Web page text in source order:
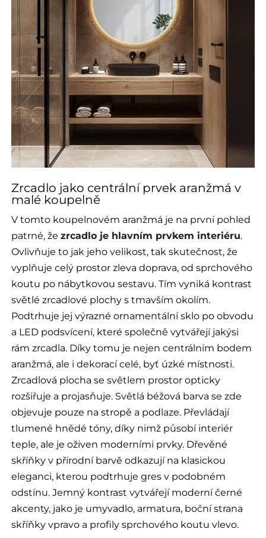
Zrcadlo jako centrální prvek aranžmá v
malé koupelně
V tomto koupelnovém aranžmá je na první pohled
patrné, žezrcadlo je hlavním prvkem interiéru.
Ovlivňuje to jak jeho velikost, tak skutečnost, že
vyplňuje celý prostor zleva doprava, od sprchového
koutu po nábytkovou sestavu. Tím vyniká kontrast
světlé zrcadlové plochy s tmavším okolím.
Podtrhuje jej výrazné ornamentální sklo po obvodu
a LED podsvícení, které společně vytvářejí jakýsi
rám zrcadla. Díky tomu je nejen centrálním bodem
aranžmá, ale i dekorací celé, byť úzké místnosti.
Zrcadlová plocha se světlem prostor opticky
rozšiřuje a projasňuje. Světlá béžová barva se zde
objevuje pouze na stropě a podlaze. Převládají
tlumené hnědé tóny, díky nimž působí interiér
teple, ale je oživen moderními prvky. Dřevěné
skříňky v přírodní barvě odkazují na klasickou
eleganci, kterou podtrhuje gres v podobném
odstínu. Jemný kontrast vytvářejí moderní černé
akcenty, jako je umyvadlo, armatura, boční strana
skříňky vpravo a profily sprchového koutu vlevo.